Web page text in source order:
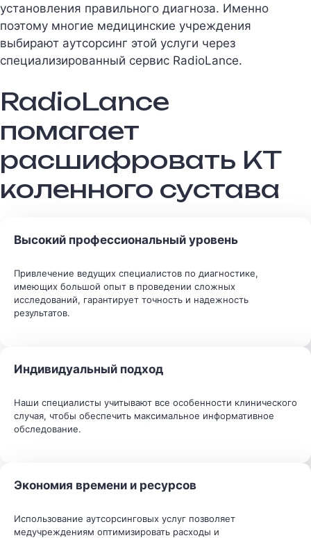
установления правильного диагноза. Именно
поэтому многие медицинские учреждения
выбирают аутсорсинг этой услуги через
специализированный сервис RadioLance.
RadioLance
помагает
расшифровать КТ
коленного сустава
Высокий профессиональный уровень
Привлечение ведущих специалистов по диагностике,
имеющих большой опыт в проведении сложных
исследований, гарантирует точность и надежность
результатов.
Индивидуальный подход
Наши специалисты учитывают все особенности клинического
случая, чтобы обеспечить максимальное информативное
обследование.
Экономия времени и ресурсов
Использование аутсорсинговых услуг позволяет
медучреждениям оптимизировать расходы и